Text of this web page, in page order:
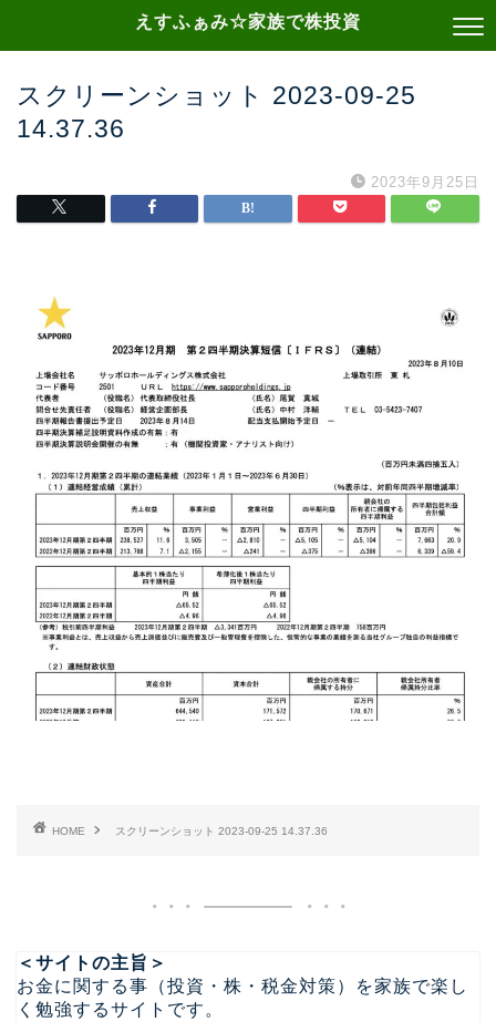
えすふぁみ☆家族で株投資
スクリーンショット 2023-09-25
14.37.36
2023年9月25日
HOME スクリーンショット 2023-09-25 14.37.36
＜サイトの主旨＞
お金に関する事（投資・株・税金対策）を家族で楽し
く勉強するサイトです。